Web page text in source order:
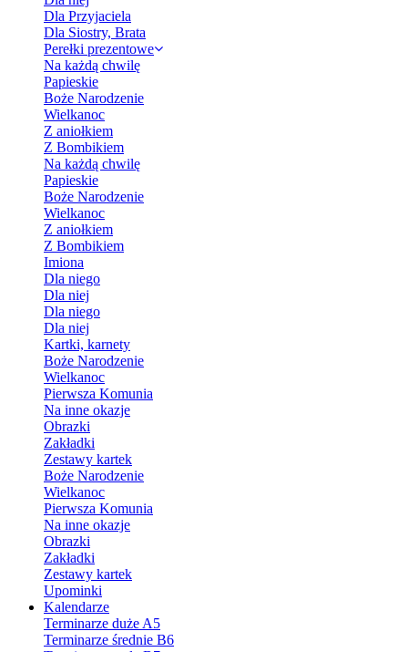
Dla Przyjaciela
Dla Siostry, Brata
Perełki prezentowe
Na każdą chwilę
Papieskie
Boże Narodzenie
Wielkanoc
Z aniołkiem
Z Bombikiem
Na każdą chwilę
Papieskie
Boże Narodzenie
Wielkanoc
Z aniołkiem
Z Bombikiem
Imiona
Dla niego
Dla niej
Dla niego
Dla niej
Kartki, karnety
Boże Narodzenie
Wielkanoc
Pierwsza Komunia
Na inne okazje
Obrazki
Zakładki
Zestawy kartek
Boże Narodzenie
Wielkanoc
Pierwsza Komunia
Na inne okazje
Obrazki
Zakładki
Zestawy kartek
Upominki
Kalendarze
Terminarze duże A5
Terminarze średnie B6